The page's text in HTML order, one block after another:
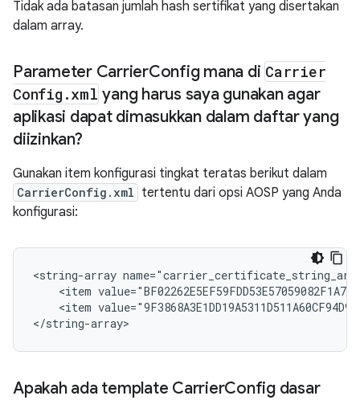
Tidak ada batasan jumlah hash sertifikat yang disertakan
dalam array.
Parameter CarrierConfig mana di Carrier
Config .xml yang harus saya gunakan agar
aplikasi dapat dimasukkan dalam daftar yang
diizinkan?
Gunakan item konfigurasi tingkat teratas berikut dalam
CarrierConfig.xml tertentu dari opsi AOSP yang Anda
konfigurasi:
<string-array
<item
<item
</string-array>
Apakah ada template CarrierConfig dasar